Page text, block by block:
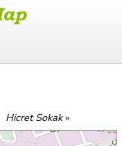
Hicret Sokak»